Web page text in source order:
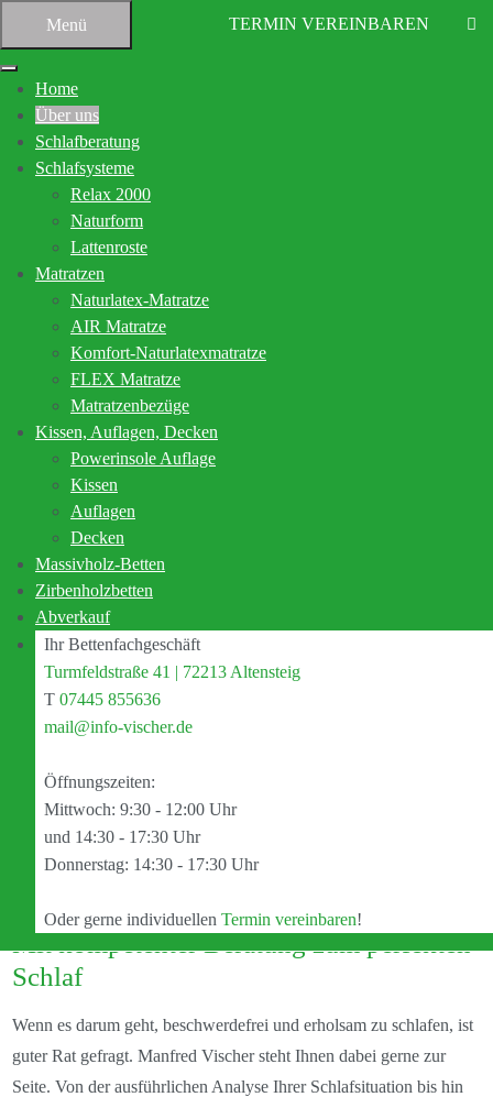
TERMIN VEREINBAREN
Menü
Home
Über uns
Schlafberatung
Schlafsysteme
Relax 2000
Naturform
Lattenroste
Matratzen
Naturlatex-Matratze
AIR Matratze
Komfort-Naturlatexmatratze
FLEX Matratze
Matratzenbezüge
Kissen, Auflagen, Decken
Powerinsole Auflage
Kissen
Auflagen
Decken
Massivholz-Betten
Zirbenholzbetten
Abverkauf
Ihr Bettenfachgeschäft
Turmfeldstraße 41 | 72213 Altensteig
T 07445 855636
mail@info-vischer.de
Öffnungszeiten:
Mittwoch: 9:30 - 12:00 Uhr
und 14:30 - 17:30 Uhr
Donnerstag: 14:30 - 17:30 Uhr
Oder gerne individuellen Termin vereinbaren!
Startseite Über uns
Ihr Bettenfachgeschäft in
Altensteig
Kompetente Beratung für den gesunden
Schlaf
In den vielen Jahren unserer Tätigkeit rund um den gesunden
Schlaf standen vor allem zwei Punkte stets im Fokus unseres
Handelns: Freundlicher Service und kompetente Schlafberatung.
Als Schlafexperte steht Ihnen Manfred Vischer von „Vischer –
Perfekt schlafen" bei der Planung und Realisierung Ihrer eigenen
vier Wände mit Rat und Tat zur Seite. Vom inspirierenden
Erstgespräch bis zum umgesetzten Schlaftraum.
Mit kompetenter Beratung zum perfekten
Schlaf
Wenn es darum geht, beschwerdefrei und erholsam zu schlafen, ist
guter Rat gefragt. Manfred Vischer steht Ihnen dabei gerne zur
Seite. Von der ausführlichen Analyse Ihrer Schlafsituation bis hin